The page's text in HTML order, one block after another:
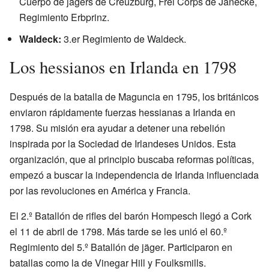
Regimiento Erbprinz.
Waldeck: 3.er Regimiento de Waldeck.
Los hessianos en Irlanda en 1798
Después de la batalla de Maguncia en 1795, los británicos
enviaron rápidamente fuerzas hessianas a Irlanda en
1798. Su misión era ayudar a detener una rebelión
inspirada por la Sociedad de Irlandeses Unidos. Esta
organización, que al principio buscaba reformas políticas,
empezó a buscar la independencia de Irlanda influenciada
por las revoluciones en América y Francia.
El 2.º Batallón de rifles del barón Hompesch llegó a Cork
el 11 de abril de 1798. Más tarde se les unió el 60.º
Regimiento del 5.º Batallón de jäger. Participaron en
batallas como la de Vinegar Hill y Foulksmills.